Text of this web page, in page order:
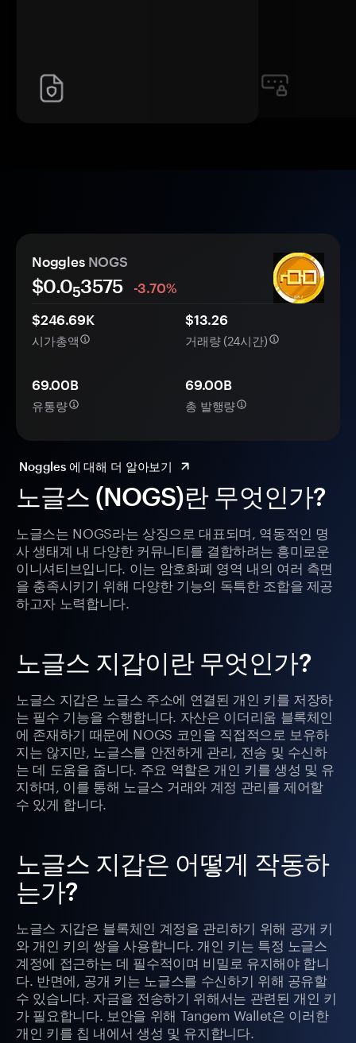
노글스 (NOGS)란 무엇인가?
노글스는 NOGS라는 상징으로 대표되며, 역동적인 명
사 생태계 내 다양한 커뮤니티를 결합하려는 흥미로운
이니셔티브입니다. 이는 암호화폐 영역 내의 여러 측면
을 충족시키기 위해 다양한 기능의 독특한 조합을 제공
하고자 노력합니다.
노글스 지갑이란 무엇인가?
노글스 지갑은 노글스 주소에 연결된 개인 키를 저장하
는 필수 기능을 수행합니다. 자산은 이더리움 블록체인
에 존재하기 때문에 NOGS 코인을 직접적으로 보유하
지는 않지만, 노글스를 안전하게 관리, 전송 및 수신하
는 데 도움을 줍니다. 주요 역할은 개인 키를 생성 및 유
지하며, 이를 통해 노글스 거래와 계정 관리를 제어할
수 있게 합니다.
노글스 지갑은 어떻게 작동하
는가?
노글스 지갑은 블록체인 계정을 관리하기 위해 공개 키
와 개인 키의 쌍을 사용합니다. 개인 키는 특정 노글스
계정에 접근하는 데 필수적이며 비밀로 유지해야 합니
다. 반면에, 공개 키는 노글스를 수신하기 위해 공유할
수 있습니다. 자금을 전송하기 위해서는 관련된 개인 키
가 필요합니다. 보안을 위해 Tangem Wallet은 이러한
개인 키를 칩 내에서 생성 및 유지합니다.
Noggles NOGS
$0.053575
-3.70%
$246.69K
시가총액
$13.26
거래량 (24시간)
69.00B
유통량
69.00B
총 발행량
Noggles 에 대해 더 알아보기